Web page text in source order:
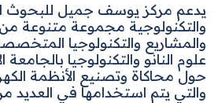
يدعم مركز يوسف جميل للبحوث
والتكنولوجية مجموعة متنوعة من
والمشاريع والتكنولوجيا
علوم النانو والتكنولوجيا بالجامعة
حول محاكاة وتصنيع الأنظمة
والتي يتم استخدامها في العديد